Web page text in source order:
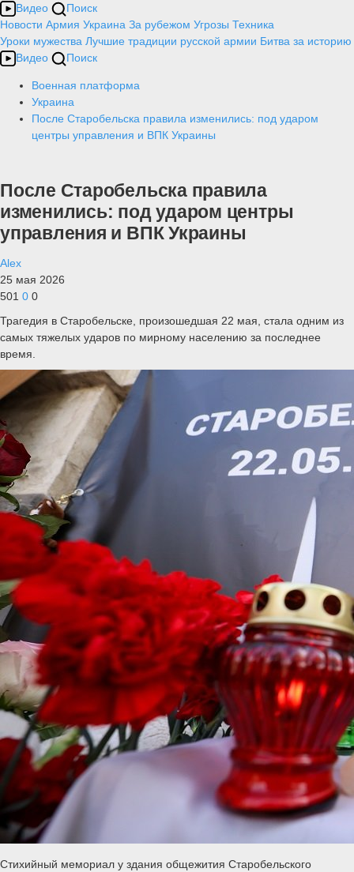
Видео
Поиск
Новости Армия Украина За рубежом Угрозы Техника
Уроки мужества Лучшие традиции русской армии Битва за историю
Видео
Поиск
Военная платформа
Украина
После Старобельска правила изменились: под ударом
центры управления и ВПК Украины
После Старобельска правила
изменились: под ударом центры
управления и ВПК Украины
Alex
25 мая 2026
501 0 0
Трагедия в Старобельске, произошедшая 22 мая, стала одним из
самых тяжелых ударов по мирному населению за последнее
время.
Стихийный мемориал у здания общежития Старобельского